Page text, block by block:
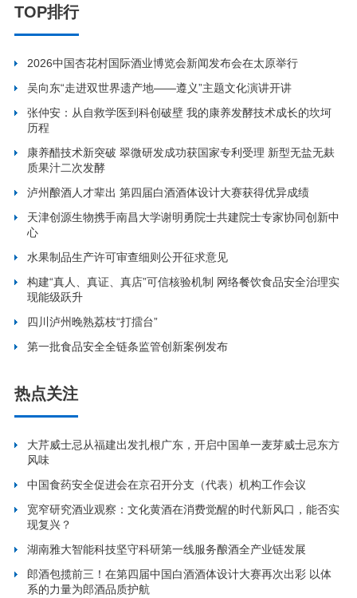
TOP排行
2026中国杏花村国际酒业博览会新闻发布会在太原举行
吴向东“走进双世界遗产地——遵义”主题文化演讲开讲
张仲安：从自救学医到科创破壁 我的康养发酵技术成长的坎坷
历程
康养醋技术新突破 翠微研发成功获国家专利受理 新型无盐无麸
质果汁二次发酵
泸州酿酒人才辈出 第四届白酒酒体设计大赛获得优异成绩
天津创源生物携手南昌大学谢明勇院士共建院士专家协同创新中
心
水果制品生产许可审查细则公开征求意见
构建“真人、真证、真店”可信核验机制 网络餐饮食品安全治理实
现能级跃升
四川泸州晚熟荔枝“打擂台”
第一批食品安全全链条监管创新案例发布
热点关注
大芹威士忌从福建出发扎根广东，开启中国单一麦芽威士忌东方
风味
中国食药安全促进会在京召开分支（代表）机构工作会议
宽窄研究酒业观察：文化黄酒在消费觉醒的时代新风口，能否实
现复兴？
湖南雅大智能科技坚守科研第一线服务酿酒全产业链发展
郎酒包揽前三！在第四届中国白酒酒体设计大赛再次出彩 以体
系的力量为郎酒品质护航